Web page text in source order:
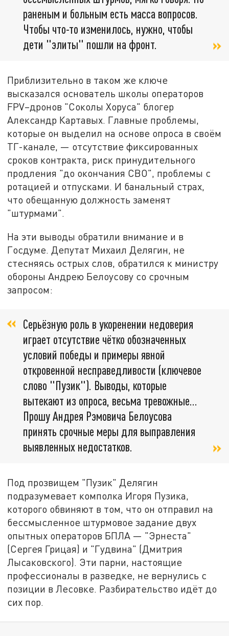
раненым и больным есть масса вопросов.
Чтобы что-то изменилось, нужно, чтобы
дети "элиты" пошли на фронт.
Приблизительно в таком же ключе
высказался основатель школы операторов
FPV–дронов "Соколы Хоруса" блогер
Александр Картавых. Главные проблемы,
которые он выделил на основе опроса в своём
ТГ-канале, — отсутствие фиксированных
сроков контракта, риск принудительного
продления "до окончания СВО", проблемы с
ротацией и отпусками. И банальный страх,
что обещанную должность заменят
"штурмами".
На эти выводы обратили внимание и в
Госдуме. Депутат Михаил Делягин, не
стесняясь острых слов, обратился к министру
обороны Андрею Белоусову со срочным
запросом:
Серьёзную роль в укоренении недоверия
играет отсутствие чётко обозначенных
условий победы и примеры явной
откровенной несправедливости (ключевое
слово "Пузик"). Выводы, которые
вытекают из опроса, весьма тревожные...
Прошу Андрея Рэмовича Белоусова
принять срочные меры для выправления
выявленных недостатков.
Под прозвищем "Пузик" Делягин
подразумевает комполка Игоря Пузика,
которого обвиняют в том, что он отправил на
бессмысленное штурмовое задание двух
опытных операторов БПЛА — "Эрнеста"
(Сергея Грицая) и "Гудвина" (Дмитрия
Лысаковского). Эти парни, настоящие
профессионалы в разведке, не вернулись с
позиции в Лесовке. Разбирательство идёт до
сих пор.